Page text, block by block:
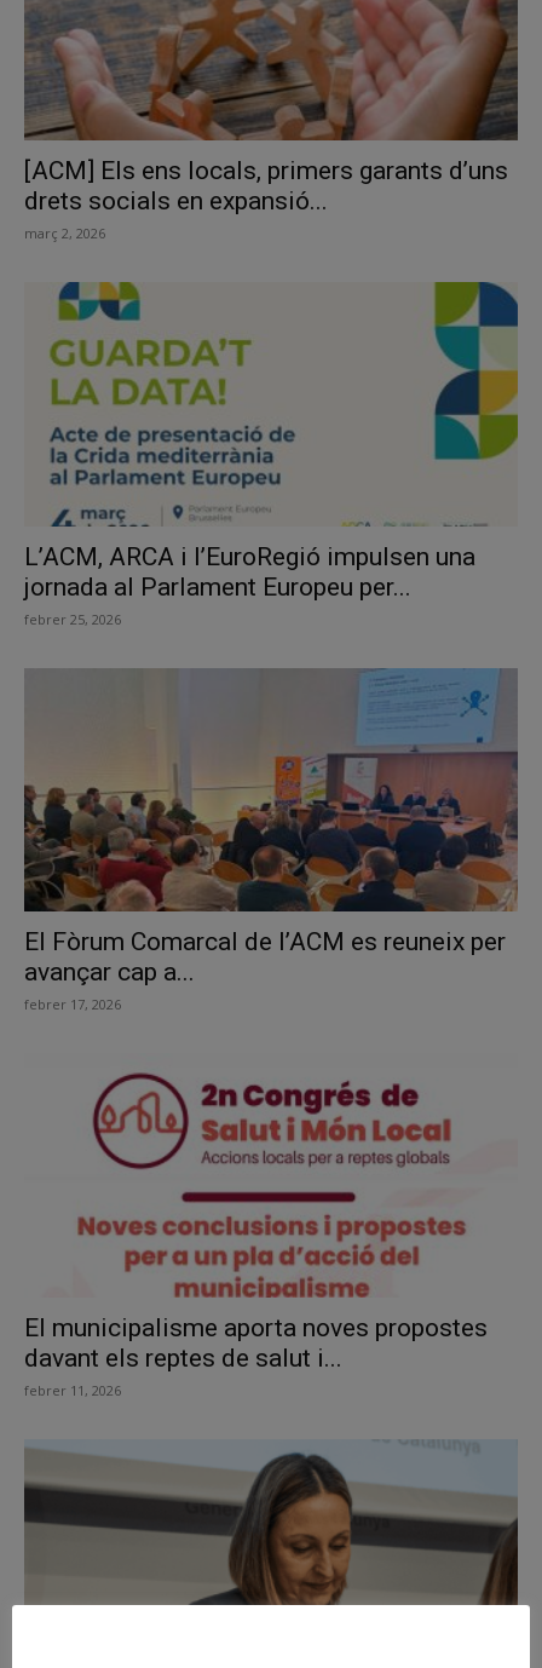
[ACM] Els ens locals, primers garants d’uns
drets socials en expansió...
març 2, 2026
L’ACM, ARCA i l’EuroRegió impulsen una
jornada al Parlament Europeu per...
febrer 25, 2026
El Fòrum Comarcal de l’ACM es reuneix per
avançar cap a...
febrer 17, 2026
El municipalisme aporta noves propostes
davant els reptes de salut i...
febrer 11, 2026